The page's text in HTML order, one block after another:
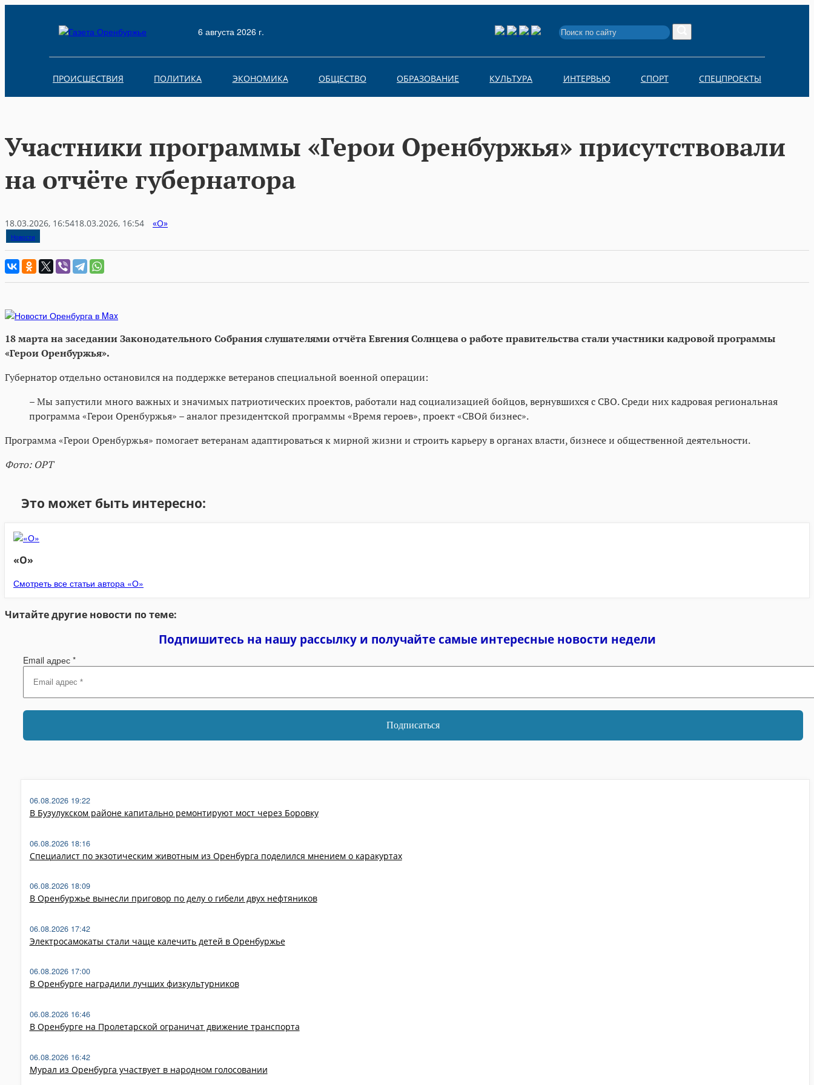
6 августа 2026 г.
Search
for:
ПРОИСШЕСТВИЯ ПОЛИТИКА ЭКОНОМИКА ОБЩЕСТВО ОБРАЗОВАНИЕ КУЛЬТУРА ИНТЕРВЬЮ СПОРТ СПЕЦПРОЕКТЫ
Участники программы «Герои Оренбуржья» присутствовали
на отчёте губернатора
18.03.2026, 16:5418.03.2026, 16:54 «О»
Новости
18 марта на заседании Законодательного Собрания слушателями отчёта Евгения Солнцева о работе правительства стали участники кадровой программы
«Герои Оренбуржья».
Губернатор отдельно остановился на поддержке ветеранов специальной военной операции:
– Мы запустили много важных и значимых патриотических проектов, работали над социализацией бойцов, вернувшихся с СВО. Среди них кадровая региональная
программа «Герои Оренбуржья» – аналог президентской программы «Время героев», проект «СВОй бизнес».
Программа «Герои Оренбуржья» помогает ветеранам адаптироваться к мирной жизни и строить карьеру в органах власти, бизнесе и общественной деятельности.
Фото: ОРТ
Это может быть интересно:
«О»
Смотреть все статьи автора «О»
Читайте другие новости по теме:
Подпишитесь на нашу рассылку и получайте самые интересные новости недели
Email адрес *
В Бузулукском районе капитально ремонтируют мост через Боровку
06.08.2026 19:22
Специалист по экзотическим животным из Оренбурга поделился мнением о каракуртах
06.08.2026 18:16
В Оренбуржье вынесли приговор по делу о гибели двух нефтяников
06.08.2026 18:09
Электросамокаты стали чаще калечить детей в Оренбуржье
06.08.2026 17:42
В Оренбурге наградили лучших физкультурников
06.08.2026 17:00
В Оренбурге на Пролетарской ограничат движение транспорта
06.08.2026 16:46
Мурал из Оренбурга участвует в народном голосовании
06.08.2026 16:42